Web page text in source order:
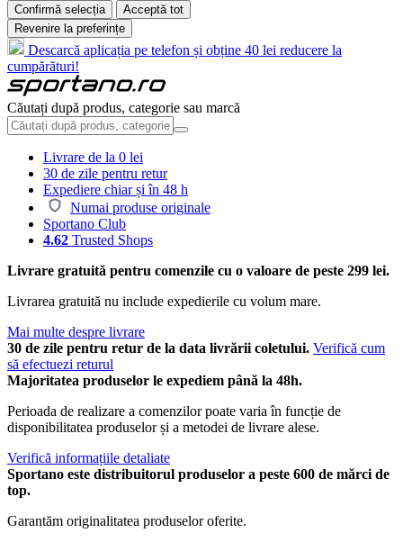
Confirmă selecția
Acceptă tot
Revenire la preferințe
Descarcă aplicația pe telefon și obține 40 lei reducere la
cumpărături!
Căutați după produs, categorie sau marcă
Livrare de la 0 lei
30 de zile pentru retur
Expediere chiar și în 48 h
Numai produse originale
Sportano Club
4.62 Trusted Shops
Livrare gratuită pentru comenzile cu o valoare de peste 299 lei.
Livrarea gratuită nu include expedierile cu volum mare.
Mai multe despre livrare
30 de zile pentru retur de la data livrării coletului. Verifică cum
să efectuezi returul
Majoritatea produselor le expediem până la 48h.
Perioada de realizare a comenzilor poate varia în funcție de
disponibilitatea produselor și a metodei de livrare alese.
Verifică informațiile detaliate
Sportano este distribuitorul produselor a peste 600 de mărci de
top.
Garantăm originalitatea produselor oferite.